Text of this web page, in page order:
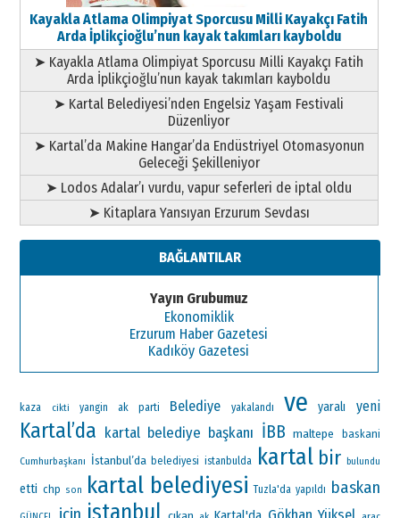
Kayakla Atlama Olimpiyat Sporcusu Milli Kayakçı Fatih
Arda İplikçioğlu’nun kayak takımları kayboldu
➤ Kayakla Atlama Olimpiyat Sporcusu Milli Kayakçı Fatih
Arda İplikçioğlu’nun kayak takımları kayboldu
➤ Kartal Belediyesi’nden Engelsiz Yaşam Festivali
Düzenliyor
➤ Kartal’da Makine Hangar’da Endüstriyel Otomasyonun
Geleceği Şekilleniyor
➤ Lodos Adalar’ı vurdu, vapur seferleri de iptal oldu
➤ Kitaplara Yansıyan Erzurum Sevdası
BAĞLANTILAR
Yayın Grubumuz
Ekonomiklik
Erzurum Haber Gazetesi
Kadıköy Gazetesi
kaza cikti yangin ak parti Belediye yakalandı ve yaralı yeni
Kartal’da kartal belediye başkanı İBB maltepe baskani
Cumhurbaşkanı İstanbul’da belediyesi istanbulda kartal bir bulundu
etti chp son kartal belediyesi Tuzla'da yapıldı baskan